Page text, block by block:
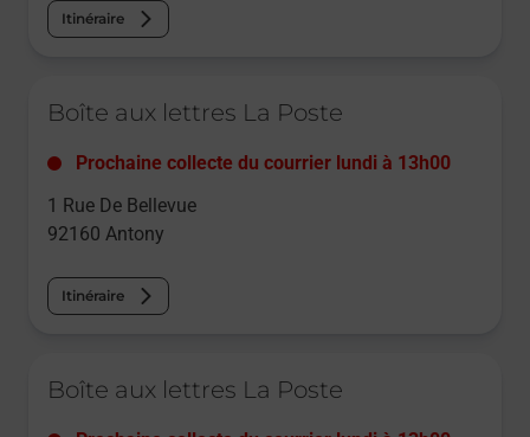
Itinéraire
Boîte aux lettres La Poste
Prochaine collecte du courrier lundi à 13h00
1 Rue De Bellevue
92160 Antony
Itinéraire
Boîte aux lettres La Poste